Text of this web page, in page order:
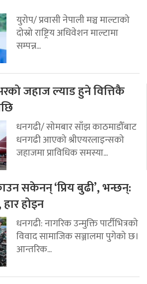
युरोप/ प्रवासी नेपाली मञ्च माल्टाको
दोस्रो राष्ट्रिय अधिवेशन माल्टामा
सम्पन्न...
जहाज ल्याड हुने वित्तिकै
धनगढी/ सोमबार साँझ काठमाडौँबाट
धनगढी आएको श्रीएयरलाइन्सको
जहाजमा प्राविधिक समस्या...
सकेनन् ‘प्रिय बुढी’, भन्छन्:
होइन
धनगढी: नागरिक उन्मुक्ति पार्टीभित्रको
विवाद सामाजिक सञ्जालमा पुगेको छ।
आन्तरिक...